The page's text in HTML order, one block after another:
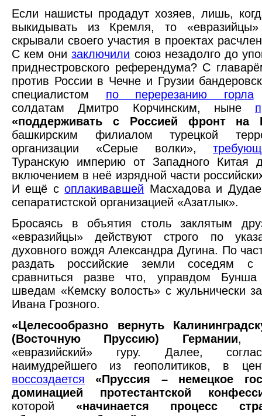
Если нашисты продадут хозяев, лишь,
выкидывать из Кремля, то
скрывали своего участия в проектах
С кем онизаключили союз незадолго до
приднестровского референдума? С
против России в Чечне и Грузии
специалистом по перерезанию горла
солдатам Дмитро Корчинским, ныне
«поддерживать с Россией фронт на
башкирским филиалом турецкой
организации «Серые волки»,
Туранскую империю от Западного Китая
включением в неё изрядной части
И ещё соплакивавшей Масхадова и
сепаратистской организацией «Азатлык».
Бросаясь в объятия столь заклятым
«евразийцы» действуют строго по
духовного вождя Александра Дугина. По
раздать российские земли соседям
сравниться разве что, управдом Бунша
шведам «Кемску волость» с жульнически
Ивана Грозного.
«Целесообразно вернуть
(Восточную Пруссию) Германии,
«евразийский» гуру. Далее,
наимудрейшего из геополитиков, в
воссоздается
«Пруссия – немецкое
доминацией протестантской
которой «начинается процесс